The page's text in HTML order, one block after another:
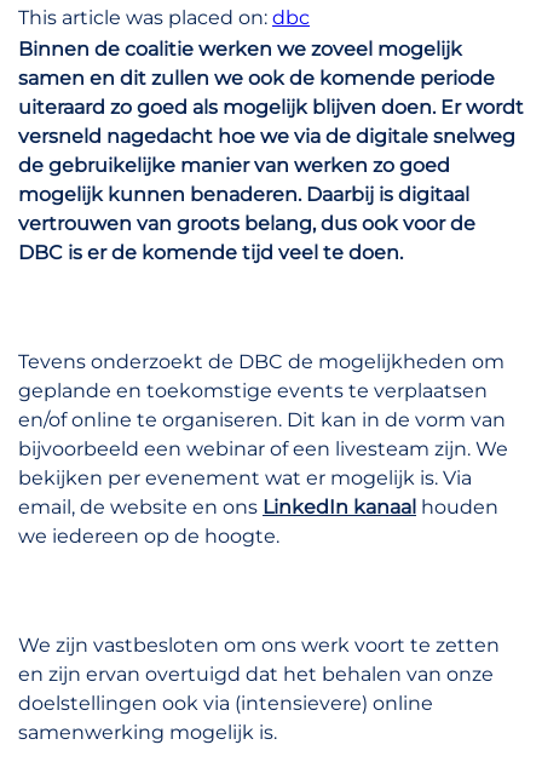
This article was placed on: dbc
Binnen de coalitie werken we zoveel mogelijk
samen en dit zullen we ook de komende periode
uiteraard zo goed als mogelijk blijven doen. Er wordt
versneld nagedacht hoe we via de digitale snelweg
de gebruikelijke manier van werken zo goed
mogelijk kunnen benaderen. Daarbij is digitaal
vertrouwen van groots belang, dus ook voor de
DBC is er de komende tijd veel te doen.
Tevens onderzoekt de DBC de mogelijkheden om
geplande en toekomstige events te verplaatsen
en/of online te organiseren. Dit kan in de vorm van
bijvoorbeeld een webinar of een livesteam zijn. We
bekijken per evenement wat er mogelijk is. Via
email, de website en ons LinkedIn kanaal houden
we iedereen op de hoogte.
We zijn vastbesloten om ons werk voort te zetten
en zijn ervan overtuigd dat het behalen van onze
doelstellingen ook via (intensievere) online
samenwerking mogelijk is.